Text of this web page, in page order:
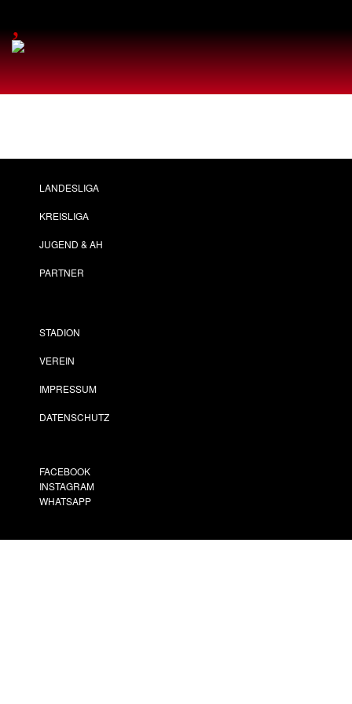
,
LANDESLIGA
KREISLIGA
JUGEND & AH
PARTNER
STADION
VEREIN
IMPRESSUM
DATENSCHUTZ
FACEBOOK
INSTAGRAM
WHATSAPP